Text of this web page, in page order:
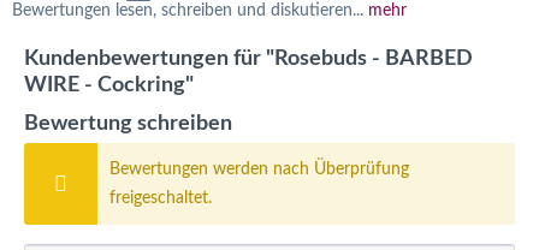
Bewertungen lesen, schreiben und diskutieren... mehr
Kundenbewertungen für "Rosebuds - BARBED
WIRE - Cockring"
Bewertung schreiben
Bewertungen werden nach Überprüfung
freigeschaltet.